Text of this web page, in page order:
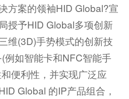
方案的领袖HID Global?宣
授予HID Global多项创新
维(3D)手势模式的创新技
例如智能卡和NFC智能手
便利性，并实现广泛应
Global 的IP产品组合，